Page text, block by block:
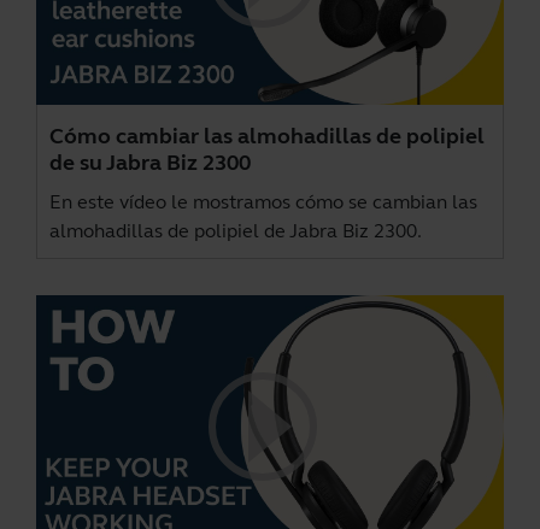
Cómo cambiar las almohadillas de polipiel
de su Jabra Biz 2300
En este vídeo le mostramos cómo se cambian las
almohadillas de polipiel de Jabra Biz 2300.